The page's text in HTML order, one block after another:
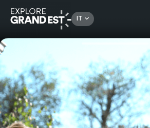
IT
Campeggi e affitti in mezzo al verde